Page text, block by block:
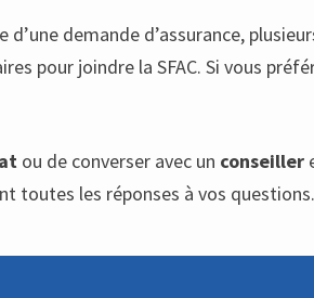
demande d’assurance,
pour joindre la SFAC. Si vous
ou de converser avec un conseiller
toutes les réponses à vos